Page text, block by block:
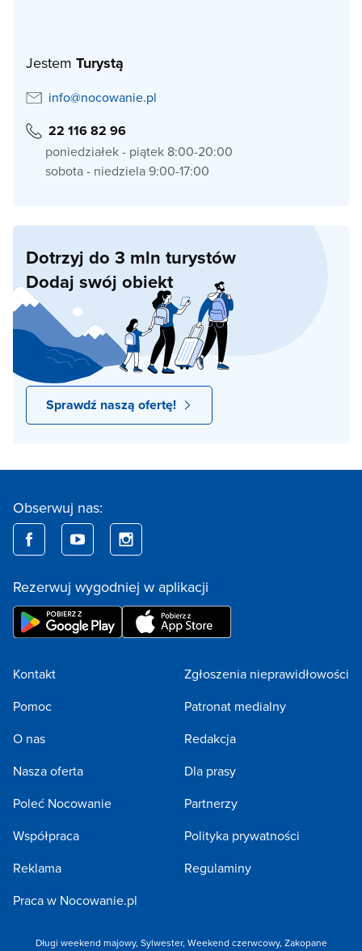
Jestem Turystą
info@nocowanie.pl
22 116 82 96
poniedziałek - piątek 8:00-20:00
sobota - niedziela 9:00-17:00
Dotrzyj do 3 mln turystów
Dodaj swój obiekt
Sprawdź naszą ofertę!
Obserwuj nas:
Rezerwuj wygodniej w aplikacji
Kontakt
Pomoc
O nas
Nasza oferta
Poleć Nocowanie
Współpraca
Reklama
Praca w Nocowanie.pl
Zgłoszenia nieprawidłowości
Patronat medialny
Redakcja
Dla prasy
Partnerzy
Polityka prywatności
Regulaminy
Długi weekend majowy, Sylwester, Weekend czerwcowy, Zakopane